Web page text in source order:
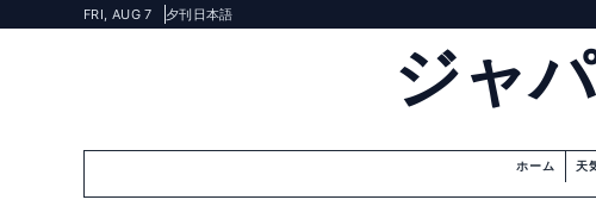
FRI, AUG 7 夕刊 日本語
ジャ
ホーム 天